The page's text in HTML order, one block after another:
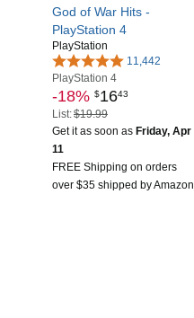
God of War Hits -
PlayStation 4
PlayStation
11,442
PlayStation 4
-18% $1643
List:$19.99
Get it as soon as Friday, Apr
11
FREE Shipping on orders
over $35 shipped by Amazon